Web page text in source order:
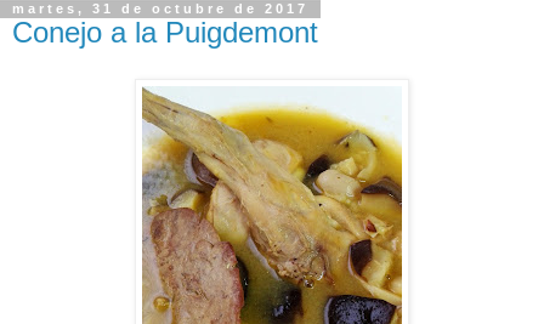
martes, 31 de octubre de 2017
Conejo a la Puigdemont